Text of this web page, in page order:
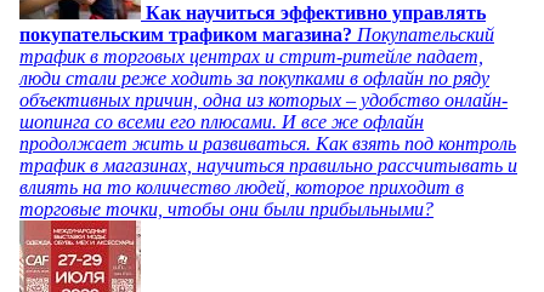
Как научиться эффективно управлять
покупательским трафиком магазина? Покупательский
трафик в торговых центрах и стрит-ритейле падает,
люди стали реже ходить за покупками в офлайн по ряду
объективных причин, одна из которых – удобство онлайн-
шопинга со всеми его плюсами. И все же офлайн
продолжает жить и развиваться. Как взять под контроль
трафик в магазинах, научиться правильно рассчитывать и
влиять на то количество людей, которое приходит в
торговые точки, чтобы они были прибыльными?